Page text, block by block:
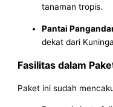
tanaman tropis.
Pantai
dekat dari
Fasilitas dalam
Paket ini sudah